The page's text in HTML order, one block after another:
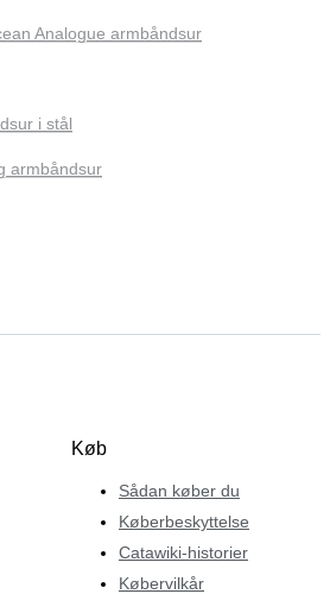
Analogue armbåndsur
i stål
armbåndsur
Køb
Sådan køber du
Køberbeskyttelse
Catawiki-historier
Købervilkår